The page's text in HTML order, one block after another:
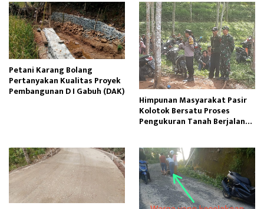
Petani Karang Bolang
Pertanyakan Kualitas Proyek
Pembangunan D I Gabuh (DAK)
Himpunan Masyarakat Pasir
Kolotok Bersatu Proses
Pengukuran Tanah Berjalan